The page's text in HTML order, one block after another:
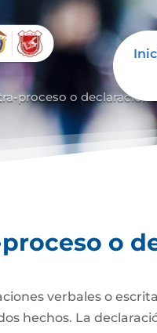
proceso o declaración
o
verbales o
hechos. La